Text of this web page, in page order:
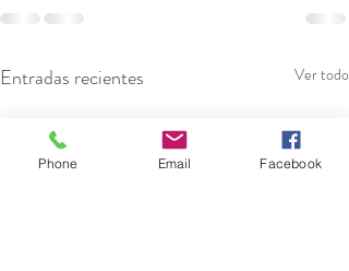
Entradas recientes Ver todo
Phone Email Facebook